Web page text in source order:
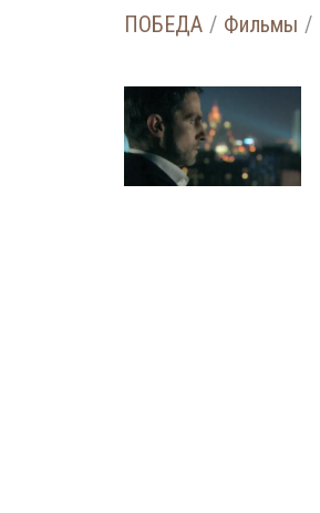
ПОБЕДА Фильмы